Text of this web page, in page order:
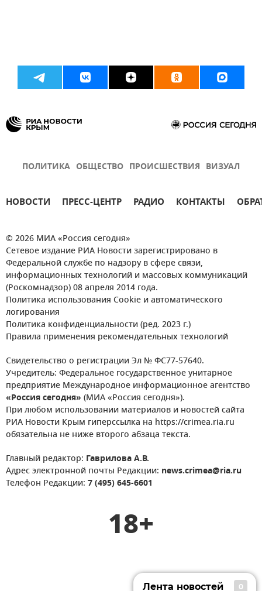
ПОЛИТИКА ОБЩЕСТВО ПРОИСШЕСТВИЯ ВИЗУАЛ
НОВОСТИ ПРЕСС-ЦЕНТР РАДИО КОНТАКТЫ
© 2026 МИА «Россия сегодня»
Сетевое издание РИА Новости зарегистрировано в
Федеральной службе по надзору в сфере связи,
информационных технологий и массовых коммуникаций
(Роскомнадзор) 08 апреля 2014 года.
Политика использования Cookie и автоматического
логирования
Политика конфиденциальности (ред. 2023 г.)
Правила применения рекомендательных технологий
Свидетельство о регистрации Эл № ФС77-57640.
Учредитель: Федеральное государственное унитарное
предприятие Международное информационное агентство
«Россия сегодня» (МИА «Россия сегодня»).
При любом использовании материалов и новостей сайта
РИА Новости Крым гиперссылка на https://crimea.ria.ru
обязательна не ниже второго абзаца текста.
Главный редактор: Гаврилова А.В.
Адрес электронной почты Редакции: news.crimea@ria.ru
Телефон Редакции: 7 (495) 645-6601
18+
Лента новостей 0